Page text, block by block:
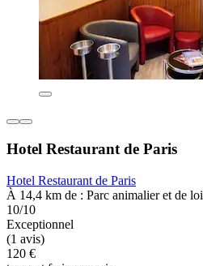
Hotel Restaurant de Paris
Hotel Restaurant de Paris
À 14,4 km de : Parc animalier et de
10/10
Exceptionnel
(1 avis)
120 €